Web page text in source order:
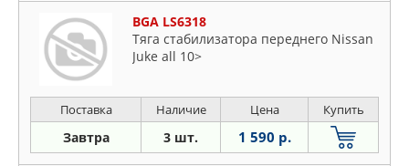
BGA LS6318
Тяга стабилизатора переднего Nissan
Juke all 10>
Поставка Наличие Цена Купить
Завтра 3 шт. 1 590 р.